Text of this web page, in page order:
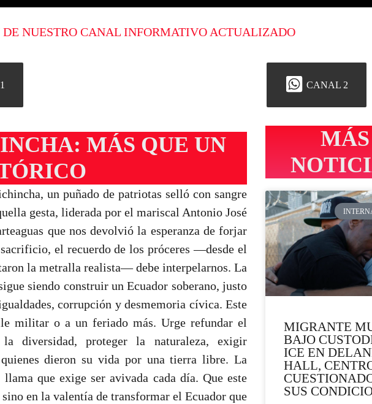
NUESTRO CANAL INFORMATIVO ACTUALIZADO
CANAL 2
MÁS QUE UN
un puñado de patriotas selló con sangre
gesta, liderada por el mariscal Antonio José
que nos devolvió la esperanza de forjar
el recuerdo de los próceres —desde el
la metralla realista— debe interpelarnos. La
siendo construir un Ecuador soberano, justo
corrupción y desmemoria cívica. Este
militar o a un feriado más. Urge refundar el
diversidad, proteger la naturaleza, exigir
dieron su vida por una tierra libre. La
que exige ser avivada cada día. Que este
en la valentía de transformar el Ecuador que
MÁS
MIGRANTE
BAJO
ICE EN
HALL,
SUS